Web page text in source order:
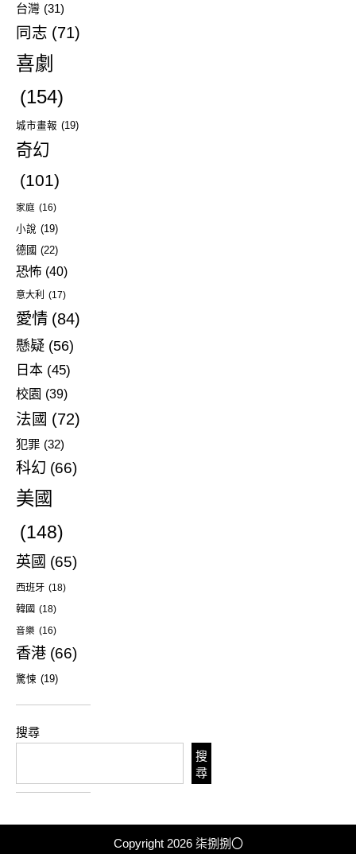
台灣 (31)
同志 (71)
喜劇
(154)
城市畫報 (19)
奇幻
(101)
家庭 (16)
小說 (19)
德國 (22)
恐怖 (40)
意大利 (17)
愛情 (84)
懸疑 (56)
日本 (45)
校園 (39)
法國 (72)
犯罪 (32)
科幻 (66)
美國
(148)
英國 (65)
西班牙 (18)
韓國 (18)
音樂 (16)
香港 (66)
驚悚 (19)
搜尋
搜
尋
Copyright 2026 柒捌捌〇